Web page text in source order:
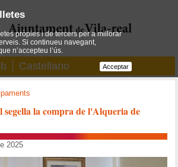
Castellano
segella la compra de l'Alqueria de
2025
pròpies i de tercers per a millorar
Si continueu navegant,
n’accepteu l’ús.
Acceptar